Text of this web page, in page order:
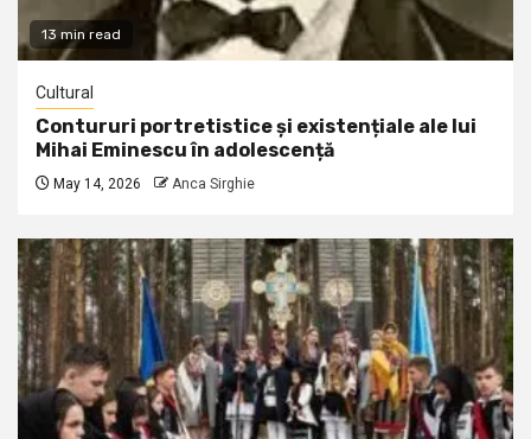
13 min read
Cultural
Contururi portretistice și existențiale ale lui
Mihai Eminescu în adolescență
May 14, 2026 Anca Sirghie